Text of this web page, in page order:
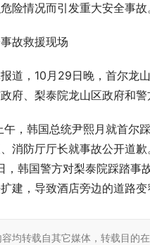
险情况而引发重大安全事故
故救援现场
道，10月29日晚，首尔龙
府、梨泰院龙山区政府和
，韩国总统尹熙月就首尔
消防厅厅长就事故公开道
，韩国警方对梨泰院踩踏
建，导致酒店旁边的道路变
均转载自其它媒体，转载目的